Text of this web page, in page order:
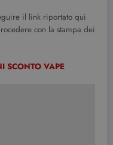
il link riportato qui
con la stampa dei
SCONTO VAPE